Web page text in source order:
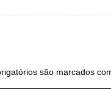
são marcados